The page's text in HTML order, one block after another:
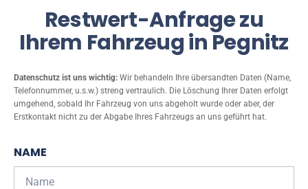
Restwert-Anfrage zu
Ihrem Fahrzeug in Pegnitz
Datenschutz ist uns wichtig: Wir behandeln Ihre übersandten Daten (Name,
Telefonnummer, u.s.w.) streng vertraulich. Die Löschung Ihrer Daten erfolgt
umgehend, sobald Ihr Fahrzeug von uns abgeholt wurde oder aber, der
Erstkontakt nicht zu der Abgabe Ihres Fahrzeugs an uns geführt hat.
NAME